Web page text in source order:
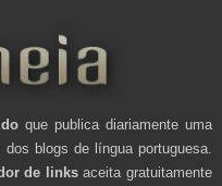
que publica diariamente uma
blogs de língua portuguesa.
de linksaceita gratuitamente